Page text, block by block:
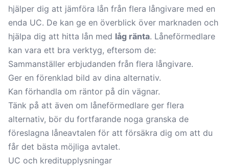
hjälper dig att jämföra lån från flera långivare med en
enda UC. De kan ge en överblick över marknaden och
hjälpa dig att hitta lån med låg ränta. Låneförmedlare
kan vara ett bra verktyg, eftersom de:
Sammanställer erbjudanden från flera långivare.
Ger en förenklad bild av dina alternativ.
Kan förhandla om räntor på din vägnar.
Tänk på att även om låneförmedlare ger flera
alternativ, bör du fortfarande noga granska de
föreslagna låneavtalen för att försäkra dig om att du
får det bästa möjliga avtalet.
UC och kreditupplysningar